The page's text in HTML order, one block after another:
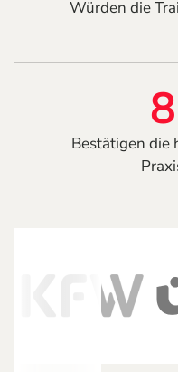
Würden die
Bestätigen die